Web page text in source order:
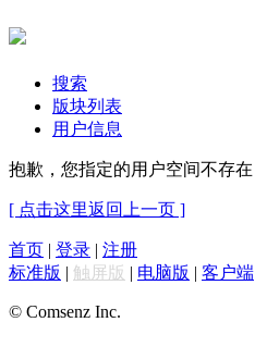
搜索
版块列表
用户信息
抱歉，您指定的用户空间不存在
[ 点击这里返回上一页 ]
首页 | 登录 | 注册
标准版 | 触屏版 | 电脑版 | 客户端
© Comsenz Inc.